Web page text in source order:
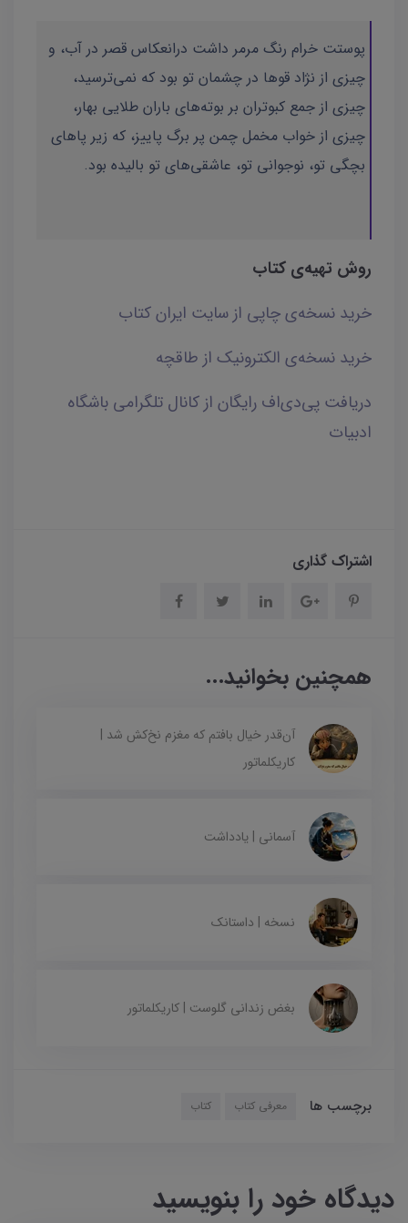
پوستت خرام رنگ مرمر داشت درانعکاس قصر در آب، و
چیزی از نژاد قوها در چشمان تو بود که نمی‌ترسید،
چیزی از جمع کبوتران بر بوته‌های باران طلایی بهار،
چیزی از خواب مخمل چمن پر برگ پاییز، که زیر پاهای
بچگی تو، نوجوانی تو، عاشقی‌های تو بالیده بود.
روش تهیه‌ی کتاب
خرید نسخه‌ی چاپی از سایت ایران کتاب
خرید نسخه‌ی الکترونیک از طاقچه
دریافت پی‌دی‌اف رایگان از کانال تلگرامی باشگاه
ادبیات
اشتراک گذاری
همچنین بخوانید...
آن‌قدر خیال بافتم که مغزم نخ‌کش شد |
کاریکلماتور
آسمانی | یادداشت
نسخه | داستانک
بغض زندانی گلوست | کاریکلماتور
برچسب ها معرفی کتاب کتاب
دیدگاه خود را بنویسید